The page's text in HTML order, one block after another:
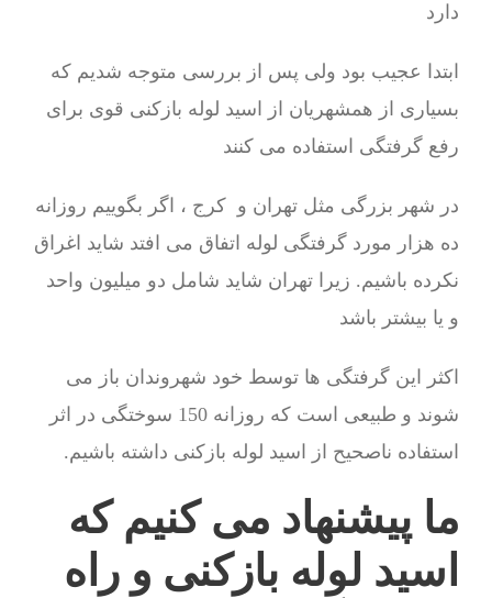
دارد
ابتدا عجیب بود ولی پس از بررسی متوجه شدیم که
بسیاری از همشهریان از اسید لوله بازکنی قوی برای
رفع گرفتگی استفاده می کنند
در شهر بزرگی مثل تهران و کرج ، اگر بگوییم روزانه
ده هزار مورد گرفتگی لوله اتفاق می افتد شاید اغراق
نکرده باشیم. زیرا تهران شاید شامل دو میلیون واحد
و یا بیشتر باشد
اکثر این گرفتگی ها توسط خود شهروندان باز می
شوند و طبیعی است که روزانه 150 سوختگی در اثر
استفاده ناصحیح از اسید لوله بازکنی داشته باشیم.
ما پیشنهاد می کنیم که
اسید لوله بازکنی و راه